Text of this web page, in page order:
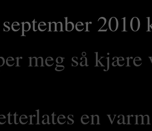
2010
meg så kjære
en